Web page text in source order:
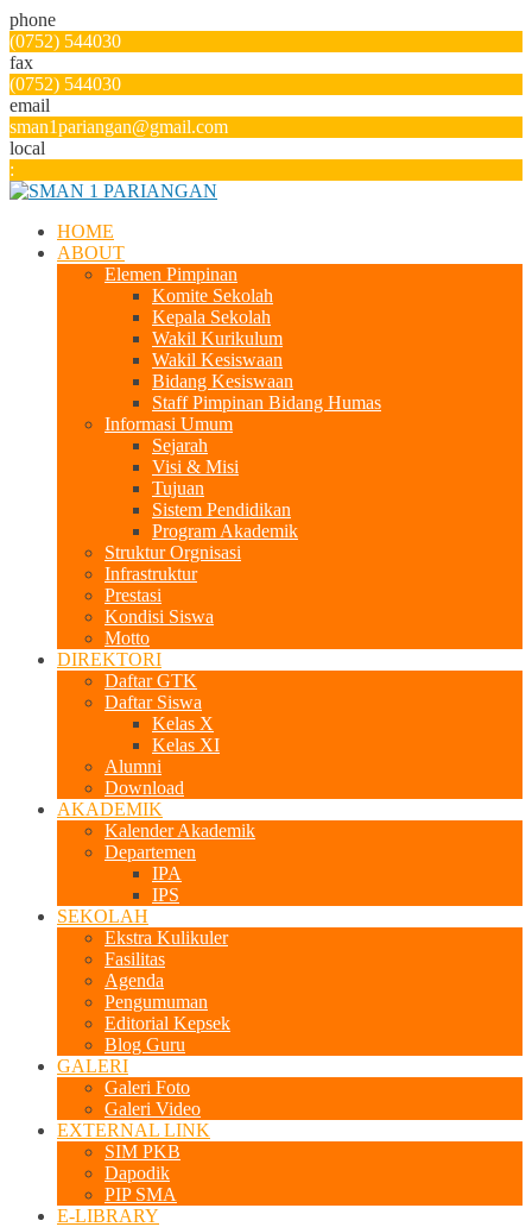
phone
(0752) 544030
fax
(0752) 544030
email
sman1pariangan@gmail.com
local
:
HOME
ABOUT
Elemen Pimpinan
Komite Sekolah
Kepala Sekolah
Wakil Kurikulum
Wakil Kesiswaan
Bidang Kesiswaan
Staff Pimpinan Bidang Humas
Informasi Umum
Sejarah
Visi & Misi
Tujuan
Sistem Pendidikan
Program Akademik
Struktur Orgnisasi
Infrastruktur
Prestasi
Kondisi Siswa
Motto
DIREKTORI
Daftar GTK
Daftar Siswa
Kelas X
Kelas XI
Alumni
Download
AKADEMIK
Kalender Akademik
Departemen
IPA
IPS
SEKOLAH
Ekstra Kulikuler
Fasilitas
Agenda
Pengumuman
Editorial Kepsek
Blog Guru
GALERI
Galeri Foto
Galeri Video
EXTERNAL LINK
SIM PKB
Dapodik
PIP SMA
E-LIBRARY